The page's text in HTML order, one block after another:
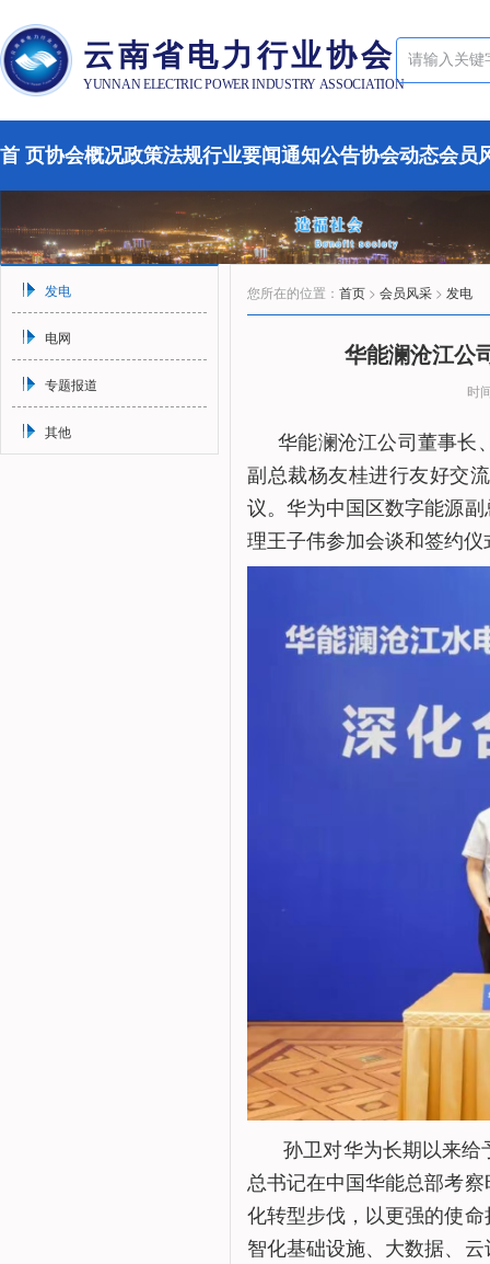
云南省电力行业协会
YUNNAN ELECTRIC POWER INDUSTRY ASSOCIATION
首 页协会概况政策法规行业要闻通知公告协会动态会员
发电
电网
专题报道
其他
您所在的位置： 首页 > 会员风采 > 发电
华能澜沧江公
时
华能澜沧江公司董事长
副总裁杨友桂进行友好交
议。华为中国区数字能源
理王子伟参加会谈和签约仪
孙卫对华为长期以来
总书记在中国华能总部考
化转型步伐，以更强的使
智化基础设施、大数据、